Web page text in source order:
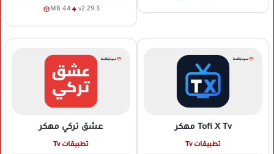
v2.29.3
44 MB
Tofi X Tv مهكر
تطبيقات Tv
عشق تركي مهكر
تطبيقات Tv